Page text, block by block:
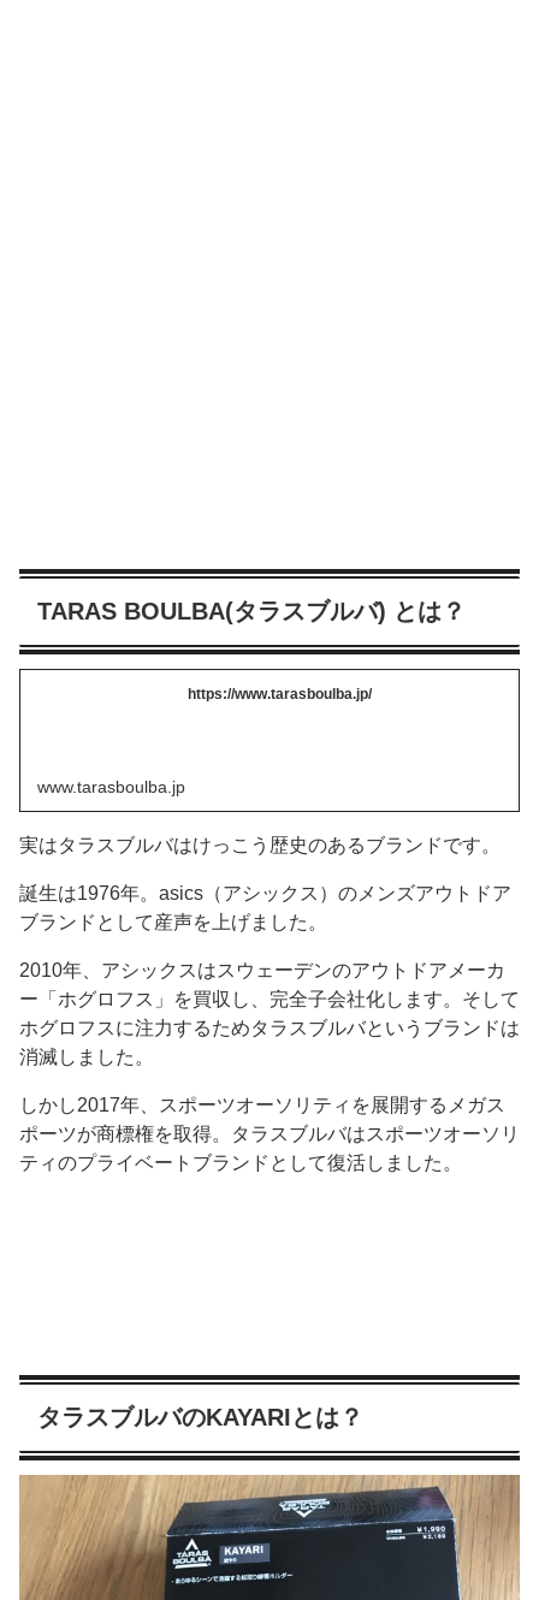
TARAS BOULBA(タラスブルバ) とは？
https://www.tarasboulba.jp/
www.tarasboulba.jp
実はタラスブルバはけっこう歴史のあるブランドです。
誕生は1976年。asics（アシックス）のメンズアウトドア
ブランドとして産声を上げました。
2010年、アシックスはスウェーデンのアウトドアメーカ
ー「ホグロフス」を買収し、完全子会社化します。そして
ホグロフスに注力するためタラスブルバというブランドは
消滅しました。
しかし2017年、スポーツオーソリティを展開するメガス
ポーツが商標権を取得。タラスブルバはスポーツオーソリ
ティのプライベートブランドとして復活しました。
タラスブルバのKAYARIとは？